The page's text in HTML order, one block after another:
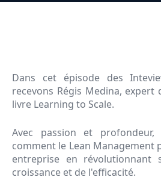
Dans cet épisode des
recevons Régis Medina,
livre Learning to Scale.
Avec passion et profondeur,
comment le Lean
entreprise en révolutionnant
croissance et de l'efficacité.